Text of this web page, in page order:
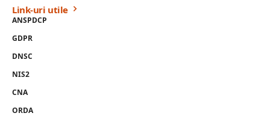
Link-uri utile
ANSPDCP
GDPR
DNSC
NIS2
CNA
ORDA